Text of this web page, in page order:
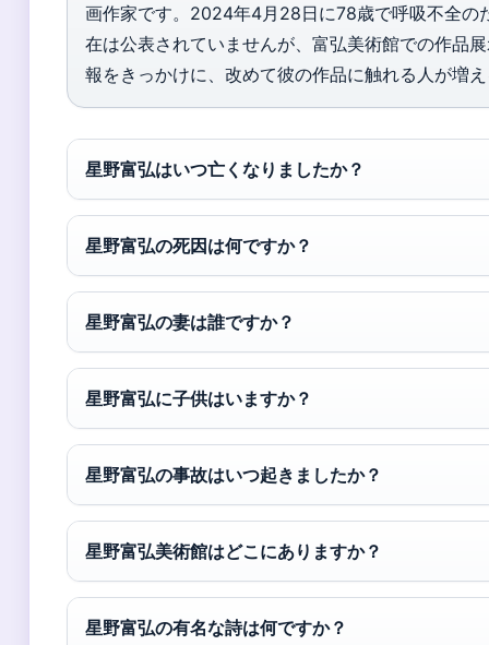
画作家です。2024年4月28日に78歳で呼吸不全の
在は公表されていませんが、富弘美術館での作品
報をきっかけに、改めて彼の作品に触れる人が増
星野富弘はいつ亡くなりましたか？
星野富弘の死因は何ですか？
星野富弘の妻は誰ですか？
星野富弘に子供はいますか？
星野富弘の事故はいつ起きましたか？
星野富弘美術館はどこにありますか？
星野富弘の有名な詩は何ですか？